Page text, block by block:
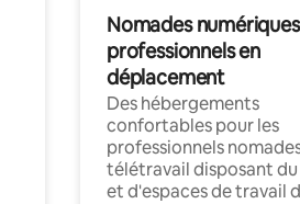
Nomades
professionnels en
déplacement
Des hébergements
confortables pour les
professionnels
télétravail disposant
et d'espaces de travail